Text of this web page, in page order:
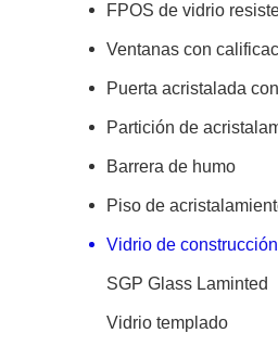
Barrera de humo
Vidrio de construcción
SGP Glass Laminted
Vidrio templado